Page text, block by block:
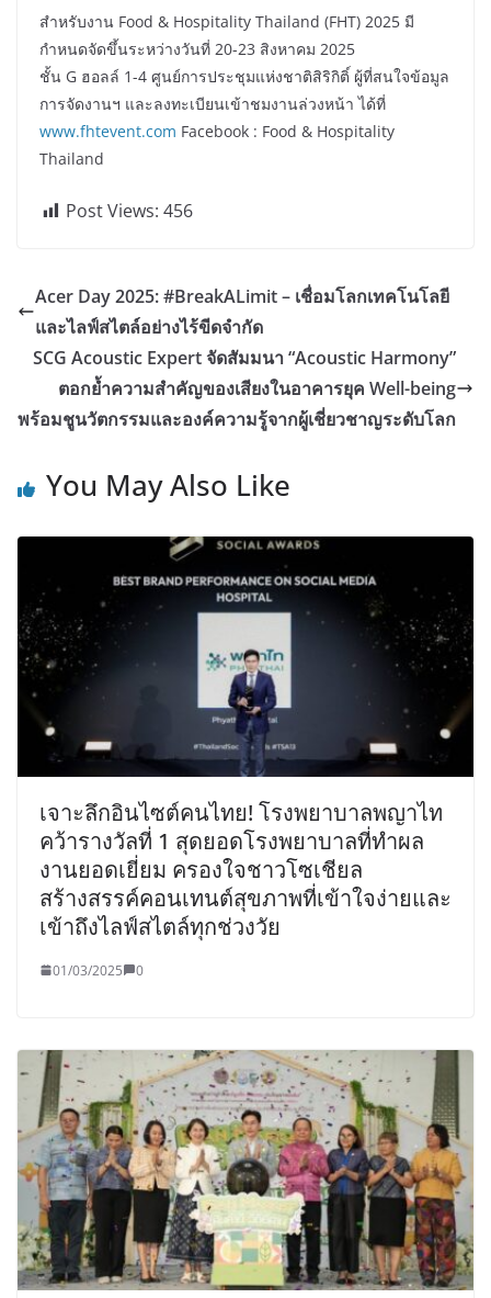
สำหรับงาน Food & Hospitality Thailand (FHT) 2025 มี
กำหนดจัดขึ้นระหว่างวันที่ 20-23 สิงหาคม 2025
ชั้น G ฮอลล์ 1-4 ศูนย์การประชุมแห่งชาติสิริกิติ์ ผู้ที่สนใจข้อมูล
การจัดงานฯ และลงทะเบียนเข้าชมงานล่วงหน้า ได้ที่
www.fhtevent.com Facebook : Food & Hospitality
Thailand
Post Views: 456
Acer Day 2025: #BreakALimit – เชื่อมโลกเทคโนโลยี
และไลฟ์สไตล์อย่างไร้ขีดจำกัด
SCG Acoustic Expert จัดสัมมนา “Acoustic Harmony”
ตอกย้ำความสำคัญของเสียงในอาคารยุค Well-being
พร้อมชูนวัตกรรมและองค์ความรู้จากผู้เชี่ยวชาญระดับโลก
You May Also Like
เจาะลึกอินไซต์คนไทย! โรงพยาบาลพญาไท
คว้ารางวัลที่ 1 สุดยอดโรงพยาบาลที่ทำผล
งานยอดเยี่ยม ครองใจชาวโซเชียล
สร้างสรรค์คอนเทนต์สุขภาพที่เข้าใจง่ายและ
เข้าถึงไลฟ์สไตล์ทุกช่วงวัย
01/03/2025 0